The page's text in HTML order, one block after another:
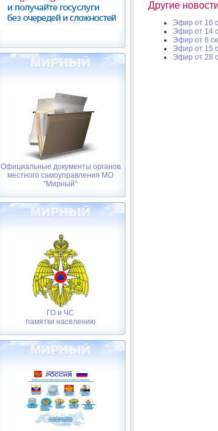
Официальные документы органов
местного самоуправления МО
"Мирный"
ГО и ЧС
памятки населению
Другие
Эфир от 16
Эфир от 14
Эфир от 6
Эфир от 15
Эфир от 28